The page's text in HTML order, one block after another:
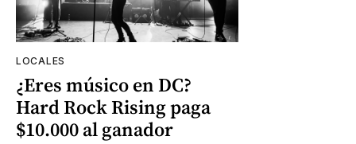
LOCALES
¿Eres músico en DC?
Hard Rock Rising paga
$10.000 al ganador